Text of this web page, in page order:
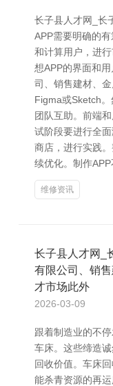
长子县人才网_长
APP需要明确的
和计算用户，进
想APP的界面和
司、销售建材、
Figma或Sketch
团队互助。前端
试阶段要进行全
商店，进行实践
续优化。制作
维修资讯
长子县人才网_
有限公司、销
才市场此外
2026-03-09
跟着制造业的不
车床。这些缔造
回收价值。车床
能杀青资源的再